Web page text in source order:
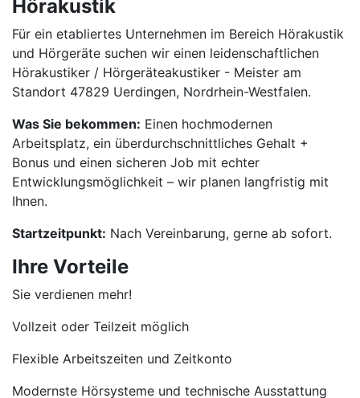
Hörakustik
Für ein etabliertes Unternehmen im Bereich Hörakustik
und Hörgeräte suchen wir einen leidenschaftlichen
Hörakustiker / Hörgeräteakustiker - Meister am
Standort 47829 Uerdingen, Nordrhein-Westfalen.
Was Sie bekommen: Einen hochmodernen
Arbeitsplatz, ein überdurchschnittliches Gehalt +
Bonus und einen sicheren Job mit echter
Entwicklungsmöglichkeit – wir planen langfristig mit
Ihnen.
Startzeitpunkt: Nach Vereinbarung, gerne ab sofort.
Ihre Vorteile
Sie verdienen mehr!
Vollzeit oder Teilzeit möglich
Flexible Arbeitszeiten und Zeitkonto
Modernste Hörsysteme und technische Ausstattung